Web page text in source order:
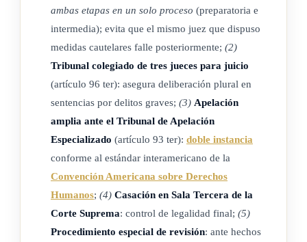
unidades de capacitación o en coordinación con ellas.
De igual forma, el Poder Judicial deberá realizar el proceso
para la definición de los perfiles de estos puestos y proceder a
Rige a partir de su publicación.
Dado en la Presidencia de la República, San José a los
dieciocho días del mes de octubre del año dos mil diecinueve.
ambas etapas en un solo proceso (preparatoria e
intermedia); evita que el mismo juez que dispuso
medidas cautelares falle posteriormente; (2)
Tribunal colegiado de tres jueces para juicio
(artículo 96 ter): asegura deliberación plural en
sentencias por delitos graves; (3) Apelación
amplia ante el Tribunal de Apelación
Especializado (artículo 93 ter): doble instancia
conforme al estándar interamericano de la
Convención Americana sobre Derechos
Humanos; (4) Casación en Sala Tercera de la
Corte Suprema: control de legalidad final; (5)
Procedimiento especial de revisión: ante hechos